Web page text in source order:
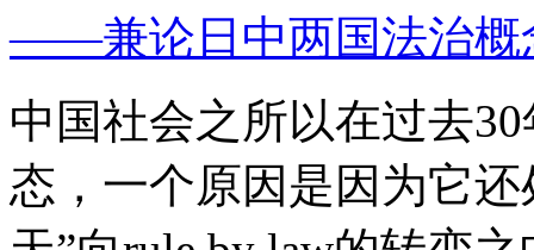
——兼论日中两国法治概
中国社会之所以在过去
态，一个原因是因为它